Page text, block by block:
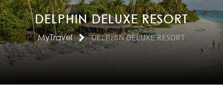
DELPHIN DELUXE RESORT
MyTravel DELPHIN DELUXE RESORT